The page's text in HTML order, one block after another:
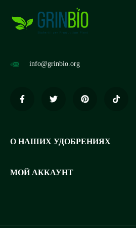
info@grinbio.org
О НАШИХ УДОБРЕНИЯХ
МОЙ АККАУНТ